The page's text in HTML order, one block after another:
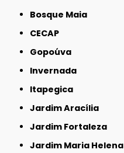
Bosque Maia
CECAP
Gopoúva
Invernada
Itapegica
Jardim Aracília
Jardim Fortaleza
Jardim Maria Helena